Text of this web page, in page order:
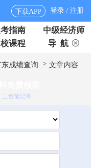
下载APP 登录 / 注册
指南
中级经济师
校课程 导 航
东成绩查询 > 文章内容
三色笔记等